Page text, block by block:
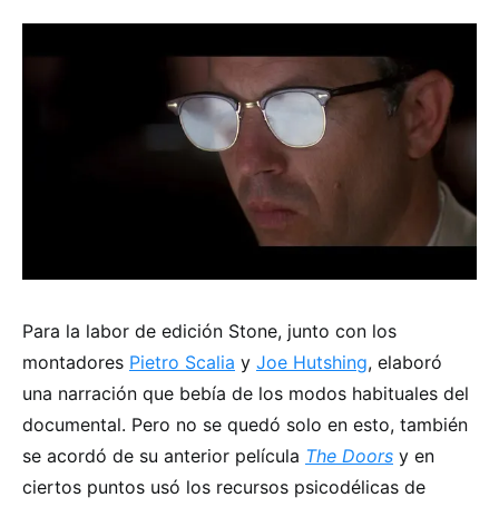
Para la labor de edición Stone, junto con los
montadores Pietro Scalia y Joe Hutshing, elaboró
una narración que bebía de los modos habituales del
documental. Pero no se quedó solo en esto, también
se acordó de su anterior película The Doors y en
ciertos puntos usó los recursos psicodélicas de